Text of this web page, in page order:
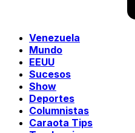
Venezuela
Mundo
EEUU
Sucesos
Show
Deportes
Columnistas
Caraota Tips